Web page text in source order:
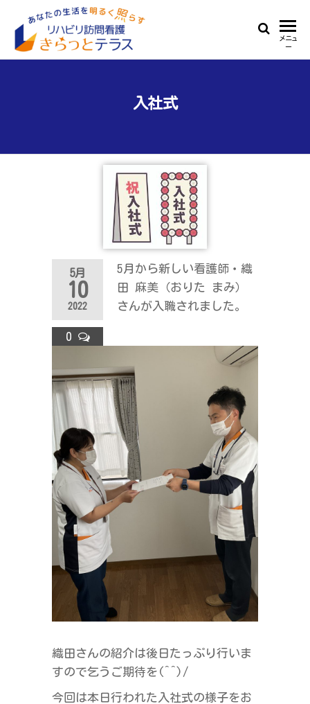
the
ハ
リ
問
看
護
き
ら
っ
と
テ
ス
生
活
く
照
ら
す
メニュ
ー
入社式
5月
10
2022
0
5月から新しい看護師・織
田 麻美（おりた まみ）
さんが入職されました。
織田さんの紹介は後日たっぷり行いま
すので乞うご期待を(^^)/
今回は本日行われた入社式の様子をお